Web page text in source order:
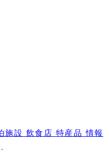
施設 飲食店 特産品 情報